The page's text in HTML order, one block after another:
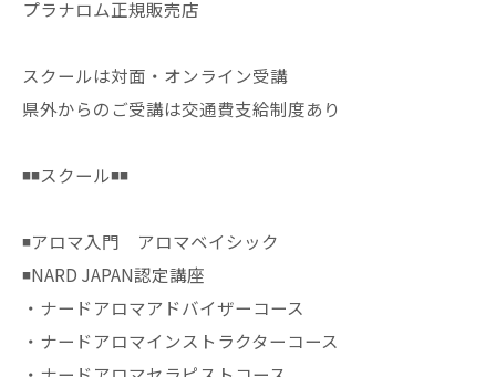
プラナロム正規販売店
スクールは対面・オンライン受講
県外からのご受講は交通費支給制度あり
◾️◾️スクール◾️◾️
◾️アロマ入門 アロマベイシック
◾️NARD JAPAN認定講座
・ナードアロマアドバイザーコース
・ナードアロマインストラクターコース